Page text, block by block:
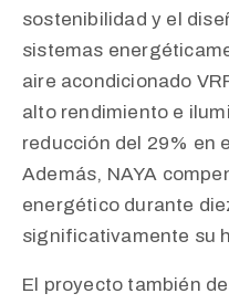
sostenibilidad y el
sistemas
aire acondicionado
alto rendimiento e
reducción del 29% en
Además, NAYA
energético durante
significativamente su
El proyecto también